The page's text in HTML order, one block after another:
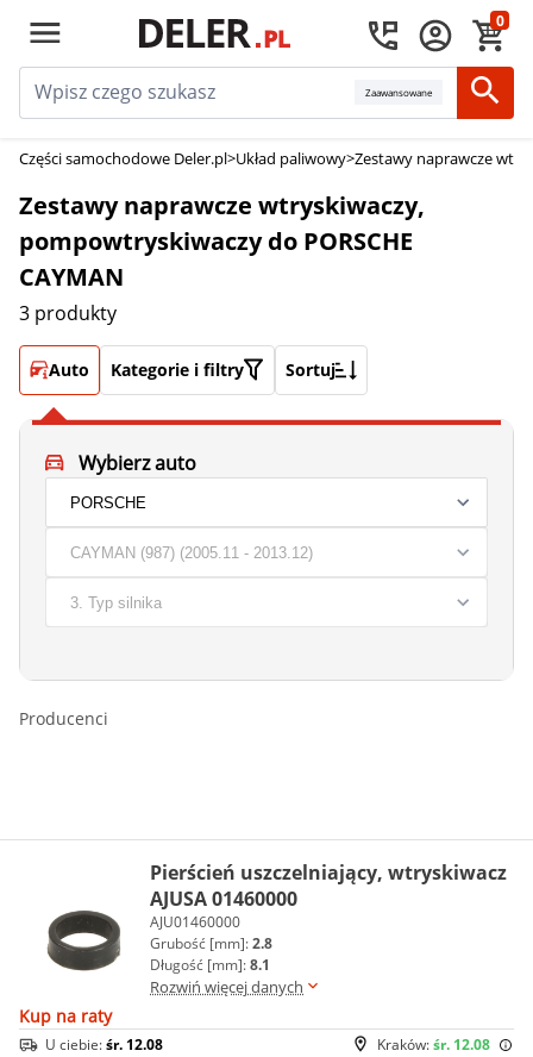
0
Zaawansowane
Części samochodowe Deler.pl>Układ paliwowy>Zestawy naprawcze
Zestawy naprawcze wtryskiwaczy,
pompowtryskiwaczy do PORSCHE
CAYMAN
3 produkty
Auto Kategorie i filtry Sortuj
Wybierz auto
Producenci
Pierścień uszczelniający, wtryskiwacz
AJUSA 01460000
AJU01460000
Grubość [mm]:2.8
Długość [mm]:8.1
Rozwiń więcej danych
Kup na raty
Kraków:śr. 12.08
U ciebie:śr. 12.08